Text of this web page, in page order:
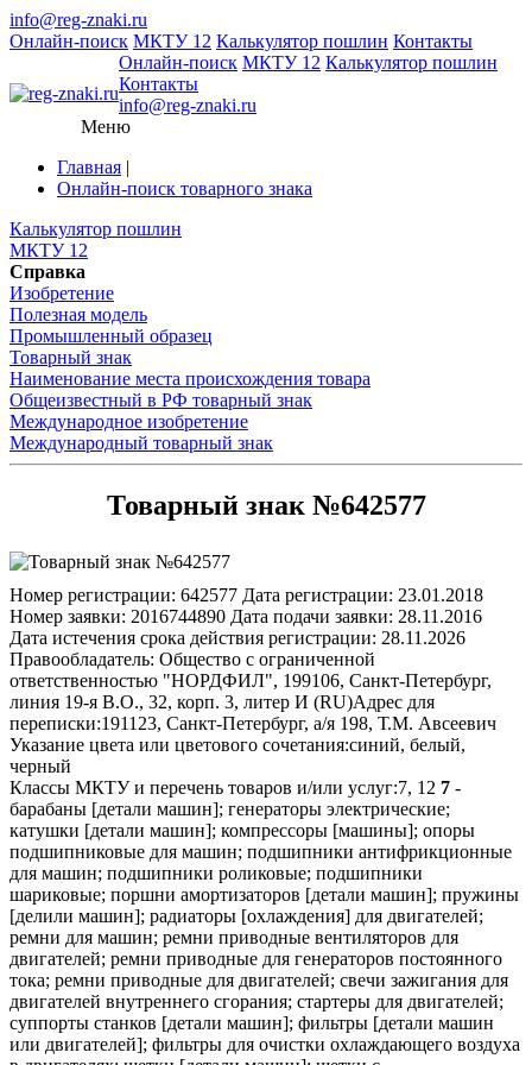
info@reg-znaki.ru
Онлайн-поиск МКТУ 12 Калькулятор пошлин Контакты
Онлайн-поиск МКТУ 12 Калькулятор пошлин
Контакты
info@reg-znaki.ru
Меню
Главная |
Онлайн-поиск товарного знака
Калькулятор пошлин
МКТУ 12
Справка
Изобретение
Полезная модель
Промышленный образец
Товарный знак
Наименование места происхождения товара
Общеизвестный в РФ товарный знак
Международное изобретение
Международный товарный знак
Товарный знак №642577
Номер регистрации: 642577 Дата регистрации: 23.01.2018
Номер заявки: 2016744890 Дата подачи заявки: 28.11.2016
Дата истечения срока действия регистрации: 28.11.2026
Правообладатель: Общество с ограниченной
ответственностью "НОРДФИЛ", 199106, Санкт-Петербург,
линия 19-я В.О., 32, корп. 3, литер И (RU)Адрес для
переписки:191123, Санкт-Петербург, а/я 198, Т.М. Авсеевич
Указание цвета или цветового сочетания:синий, белый,
черный
Классы МКТУ и перечень товаров и/или услуг:7, 12 7 -
барабаны [детали машин]; генераторы электрические;
катушки [детали машин]; компрессоры [машины]; опоры
подшипниковые для машин; подшипники антифрикционные
для машин; подшипники роликовые; подшипники
шариковые; поршни амортизаторов [детали машин]; пружины
[делили машин]; радиаторы [охлаждения] для двигателей;
ремни для машин; ремни приводные вентиляторов для
двигателей; ремни приводные для генераторов постоянного
тока; ремни приводные для двигателей; свечи зажигания для
двигателей внутреннего сгорания; стартеры для двигателей;
суппорты станков [детали машин]; фильтры [детали машин
или двигателей]; фильтры для очистки охлаждающего воздуха